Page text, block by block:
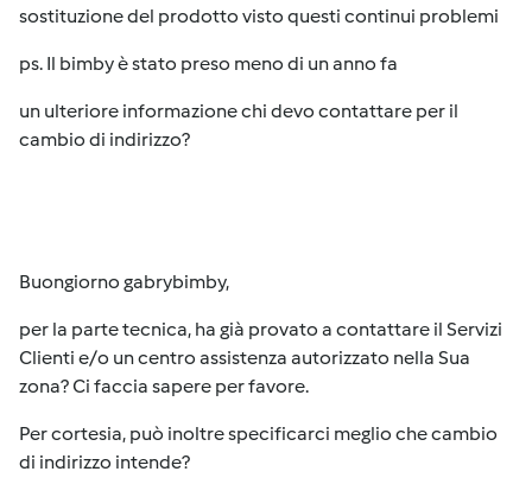
sostituzione del prodotto visto questi continui problemi
ps. Il bimby è stato preso meno di un anno fa
un ulteriore informazione chi devo contattare per il
cambio di indirizzo?
Buongiorno gabrybimby,
per la parte tecnica, ha già provato a contattare il Servizi
Clienti e/o un centro assistenza autorizzato nella Sua
zona? Ci faccia sapere per favore.
Per cortesia, può inoltre specificarci meglio che cambio
di indirizzo intende?